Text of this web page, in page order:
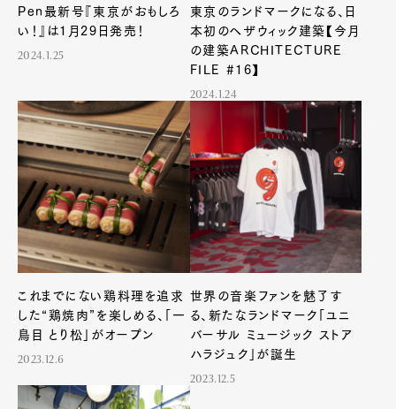
Pen Membership
Magazine
Official Columnist
About
Contact
Pen Meet
Pen international Pen tw
Pen最新号『東京がおもしろ
い！』は1月29日発売！
2024.1.25
東京のランドマークになる、日
本初のヘザウィック建築【今月
の建築ARCHITECTURE
FILE #16】
2024.1.24
これまでにない鶏料理を追求
した“鶏焼肉”を楽しめる、「一
鳥目 とり松」がオープン
2023.12.6
世界の音楽ファンを魅了す
る、新たなランドマーク「ユニ
バーサル ミュージック ストア
ハラジュク」が誕生
2023.12.5